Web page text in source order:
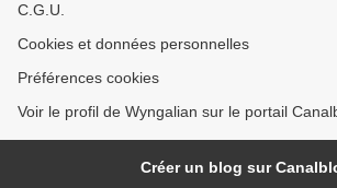
C.G.U.
Cookies et données personnelles
Préférences cookies
Voir le profil de Wyngalian sur le portail
Créer un blog sur